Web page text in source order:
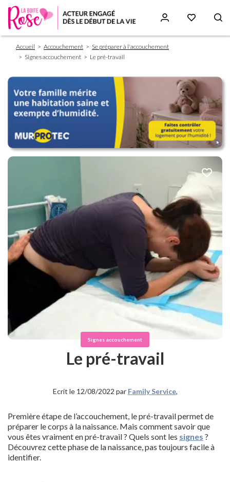
Fil
d'Ariane
Accueil Accouchement
Se préparer à l'accouchement
Signes accouchement
Le pré-travail
Signes accouchement
Le pré-travail
Ecrit le 12/08/2022 par Family Service,
Première étape de l’accouchement, le pré-travail permet de
préparer le corps à la naissance. Mais comment savoir que
vous êtes vraiment en pré-travail ? Quels sont les signes ?
Découvrez cette phase de la naissance, pas toujours facile à
identifier.